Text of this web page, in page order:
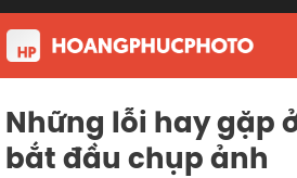
Skip
to
content
Những lỗi hay gặp
bắt đầu chụp ảnh